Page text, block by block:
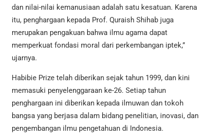
dan nilai-nilai kemanusiaan adalah satu kesatuan. Karena
itu, penghargaan kepada Prof. Quraish Shihab juga
merupakan pengakuan bahwa ilmu agama dapat
memperkuat fondasi moral dari perkembangan iptek,”
ujarnya.
Habibie Prize telah diberikan sejak tahun 1999, dan kini
memasuki penyelenggaraan ke-26. Setiap tahun
penghargaan ini diberikan kepada ilmuwan dan tokoh
bangsa yang berjasa dalam bidang penelitian, inovasi, dan
pengembangan ilmu pengetahuan di Indonesia.